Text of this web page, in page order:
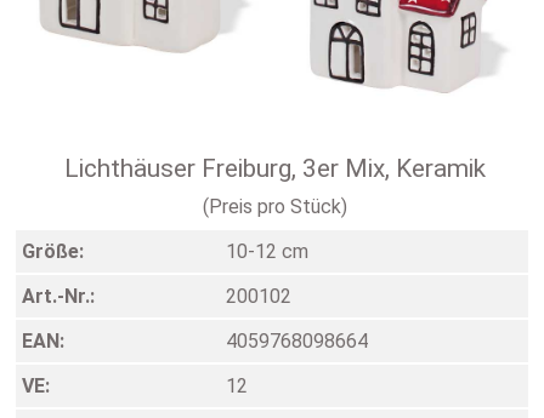
Lichthäuser Freiburg, 3er Mix, Keramik
(Preis pro Stück)
Größe:
10-12 cm
Art.-Nr.:
200102
EAN:
4059768098664
VE:
12